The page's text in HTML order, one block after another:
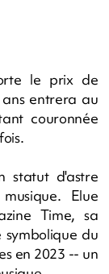
le prix de
entrera au
couronnée
statut d'astre
Elue
Time, sa
du
en 2023 -- un